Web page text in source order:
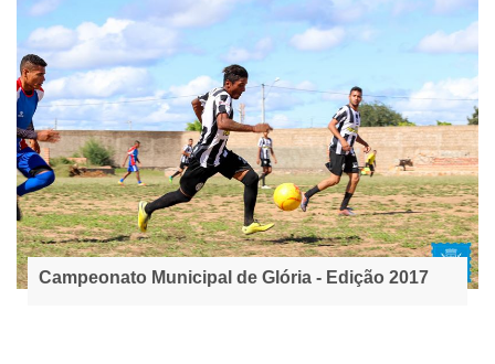
Campeonato Municipal de Glória - Edição 2017